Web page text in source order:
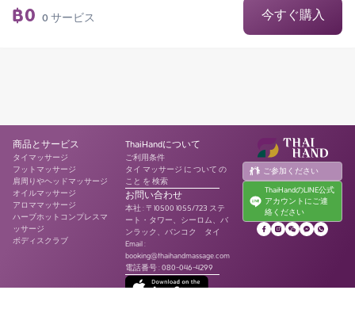
฿0 0サービス 今すぐ購入
商品とサービス
タイマッサージ
フットマッサージ
肩周りやヘッドマッサージ
オイルマッサージ
アロママッサージ
ハーブホットコンプレスマ
ッサージ
ボディスクラブ
ThaiHandについて
ご利用条件
タイ マッサージ に ついて の
こと を 検索
お問い合わせ
本社:〒10500 1055/723 ステ
ート・タワー、シーロム、バ
ンラック、バンコク タイ
Email :
booking@thaihandmassage.com
電話番号:080-046-4299
ご参加ください
ThaiHandのLINE公式
アカウントにご連
絡ください